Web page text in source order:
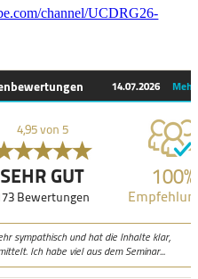
channel/UCDRG26-